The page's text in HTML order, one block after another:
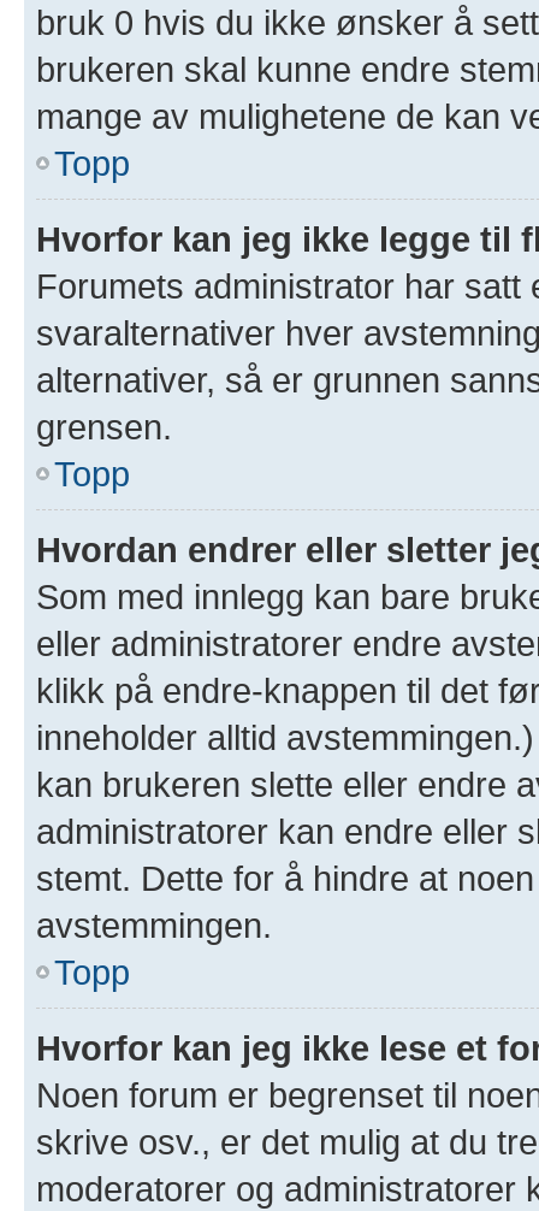
bruk 0 hvis du ikke ønsker å
brukeren skal kunne endre
mange av mulighetene de kan
Topp
Hvorfor kan jeg ikke legge til
Forumets administrator har satt
svaralternativer hver
alternativer, så er grunnen
grensen.
Topp
Hvordan endrer eller sletter
Som med innlegg kan bare
eller administratorer endre
klikk på endre-knappen til det
inneholder alltid
kan brukeren slette eller endre
administratorer kan endre eller
stemt. Dette for å hindre at
avstemmingen.
Topp
Hvorfor kan jeg ikke lese et
Noen forum er begrenset til
skrive osv., er det mulig at du
moderatorer og administratorer